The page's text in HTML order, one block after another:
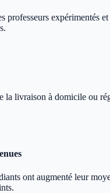
professeurs expérimentés
la livraison à domicile ou
ont augmenté leur